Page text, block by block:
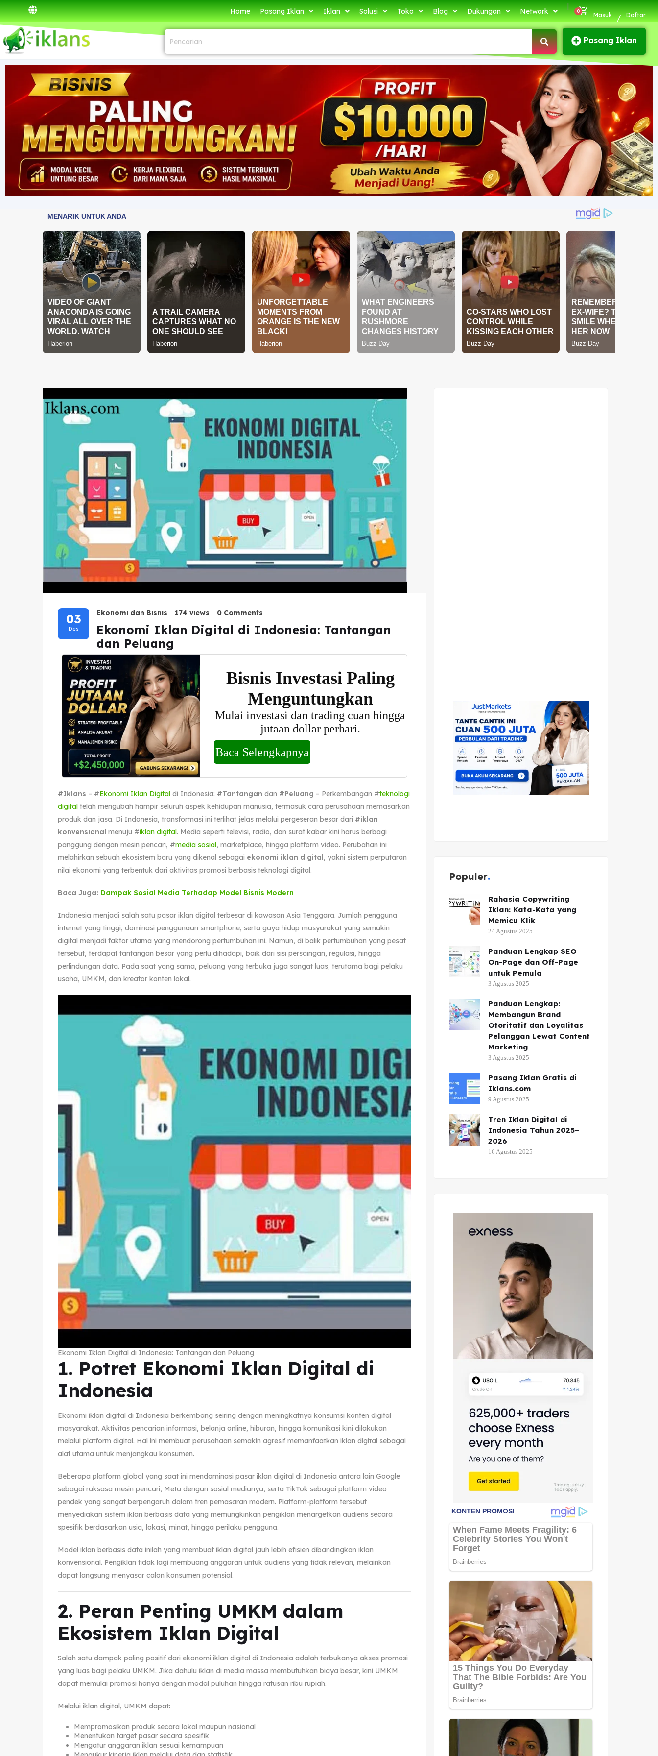
Home Pasang Iklan Iklan Solusi Toko Blog Dukungan Network
|
Masuk / Daftar
Pasang Iklan
03
Des
Ekonomi dan Bisnis 174 views 0 Comments
Ekonomi Iklan Digital di Indonesia: Tantangan
dan Peluang
#Iklans – #Ekonomi Iklan Digital di Indonesia: #Tantangan dan #Peluang – Perkembangan #teknologi
digital telah mengubah hampir seluruh aspek kehidupan manusia, termasuk cara perusahaan memasarkan
produk dan jasa. Di Indonesia, transformasi ini terlihat jelas melalui pergeseran besar dari #iklan
konvensional menuju #iklan digital. Media seperti televisi, radio, dan surat kabar kini harus berbagi
panggung dengan mesin pencari, #media sosial, marketplace, hingga platform video. Perubahan ini
melahirkan sebuah ekosistem baru yang dikenal sebagai ekonomi iklan digital, yakni sistem perputaran
nilai ekonomi yang terbentuk dari aktivitas promosi berbasis teknologi digital.
Baca Juga: Dampak Sosial Media Terhadap Model Bisnis Modern
Indonesia menjadi salah satu pasar iklan digital terbesar di kawasan Asia Tenggara. Jumlah pengguna
internet yang tinggi, dominasi penggunaan smartphone, serta gaya hidup masyarakat yang semakin
digital menjadi faktor utama yang mendorong pertumbuhan ini. Namun, di balik pertumbuhan yang pesat
tersebut, terdapat tantangan besar yang perlu dihadapi, baik dari sisi persaingan, regulasi, hingga
perlindungan data. Pada saat yang sama, peluang yang terbuka juga sangat luas, terutama bagi pelaku
usaha, UMKM, dan kreator konten lokal.
Ekonomi Iklan Digital di Indonesia: Tantangan dan Peluang
1. Potret Ekonomi Iklan Digital di
Indonesia
Ekonomi iklan digital di Indonesia berkembang seiring dengan meningkatnya konsumsi konten digital
masyarakat. Aktivitas pencarian informasi, belanja online, hiburan, hingga komunikasi kini dilakukan
melalui platform digital. Hal ini membuat perusahaan semakin agresif memanfaatkan iklan digital sebagai
alat utama untuk menjangkau konsumen.
Beberapa platform global yang saat ini mendominasi pasar iklan digital di Indonesia antara lain Google
sebagai raksasa mesin pencari, Meta dengan sosial medianya, serta TikTok sebagai platform video
pendek yang sangat berpengaruh dalam tren pemasaran modern. Platform-platform tersebut
menyediakan sistem iklan berbasis data yang memungkinkan pengiklan menargetkan audiens secara
spesifik berdasarkan usia, lokasi, minat, hingga perilaku pengguna.
Model iklan berbasis data inilah yang membuat iklan digital jauh lebih efisien dibandingkan iklan
konvensional. Pengiklan tidak lagi membuang anggaran untuk audiens yang tidak relevan, melainkan
dapat langsung menyasar calon konsumen potensial.
2. Peran Penting UMKM dalam
Ekosistem Iklan Digital
Salah satu dampak paling positif dari ekonomi iklan digital di Indonesia adalah terbukanya akses promosi
yang luas bagi pelaku UMKM. Jika dahulu iklan di media massa membutuhkan biaya besar, kini UMKM
dapat memulai promosi hanya dengan modal puluhan hingga ratusan ribu rupiah.
Melalui iklan digital, UMKM dapat:
Mempromosikan produk secara lokal maupun nasional
Menentukan target pasar secara spesifik
Mengatur anggaran iklan sesuai kemampuan
Populer
Rahasia Copywriting
Iklan: Kata-Kata yang
Memicu Klik
24 Agustus 2025
Panduan Lengkap SEO
On-Page dan Off-Page
untuk Pemula
3 Agustus 2025
Panduan Lengkap:
Membangun Brand
Otoritatif dan Loyalitas
Pelanggan Lewat Content
Marketing
3 Agustus 2025
Pasang Iklan Gratis di
Iklans.com
9 Agustus 2025
Tren Iklan Digital di
Indonesia Tahun 2025–
2026
16 Agustus 2025